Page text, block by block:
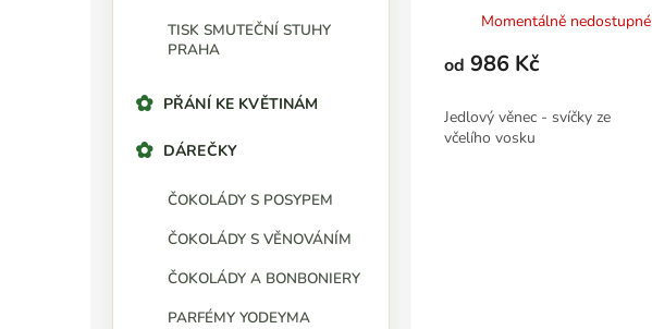
TISK SMUTEČNÍ STUHY
PRAHA
PŘÁNÍ KE KVĚTINÁM
DÁREČKY
ČOKOLÁDY S POSYPEM
ČOKOLÁDY S VĚNOVÁNÍM
ČOKOLÁDY A BONBONIERY
PARFÉMY YODEYMA
Momentálně nedostupné
od 986 Kč
Jedlový věnec - svíčky ze
včelího vosku